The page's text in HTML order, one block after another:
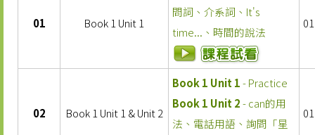
01 Book 1 Unit 1
問詞、介系詞、It's
time...、時間的說法
02 Book 1 Unit 1 & Unit 2
Book 1 Unit 1- Practice
Book 1 Unit 2- can的用
法、電話用語、詢問「星